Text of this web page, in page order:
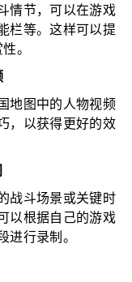
情节，可以在游戏
栏等。这样可以提
。
地图中的人物视频
，以获得更好的效
战斗场景或关键时
以根据自己的游戏
行录制。